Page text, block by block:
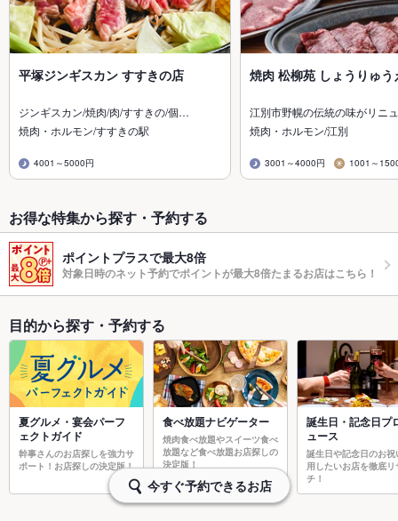
平塚ジンギスカン すすきの店
ジンギスカン/焼肉/肉/すすきの/個…
焼肉・ホルモン/すすきの駅
4001～5000円
焼肉 松柳苑 しょうりゅう
江別市野幌の伝統の味がリニ
焼肉・ホルモン/江別
3001～4000円 1001～
お得な特集から探す・予約する
ポイントプラスで最大8倍
対象日時のネット予約でポイントが最大8倍たまるお店はこちら！
目的から探す・予約する
夏グルメ・宴会パーフ
ェクトガイド
幹事さんのお店探しを強力サ
ポート！お店探しの決定版！
食べ放題ナビゲーター
焼肉食べ放題やスイーツ食べ
放題など食べ放題お店探しの
決定版！
誕生日・記念日プ
ュース
誕生日や記念日のお祝
用したいお店を徹底リ
チ！
今すぐ予約できるお店